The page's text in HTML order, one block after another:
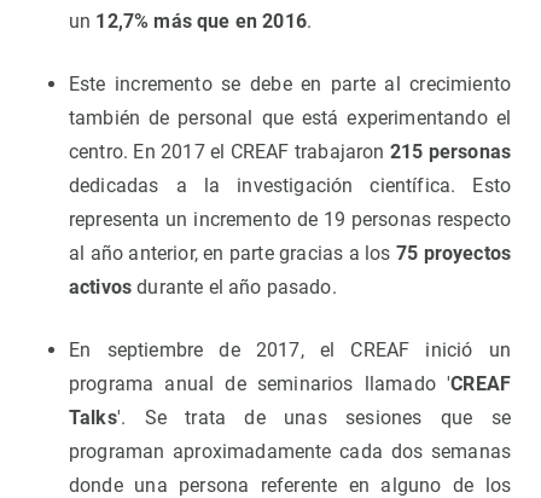
un 12,7% más que en 2016.
Este incremento se debe en parte al crecimiento
también de personal que está experimentando el
centro. En 2017 el CREAF trabajaron 215 personas
dedicadas a la investigación científica. Esto
representa un incremento de 19 personas respecto
al año anterior, en parte gracias a los 75 proyectos
activos durante el año pasado.
En septiembre de 2017, el CREAF inició un
programa anual de seminarios llamado 'CREAF
Talks'. Se trata de unas sesiones que se
programan aproximadamente cada dos semanas
donde una persona referente en alguno de los